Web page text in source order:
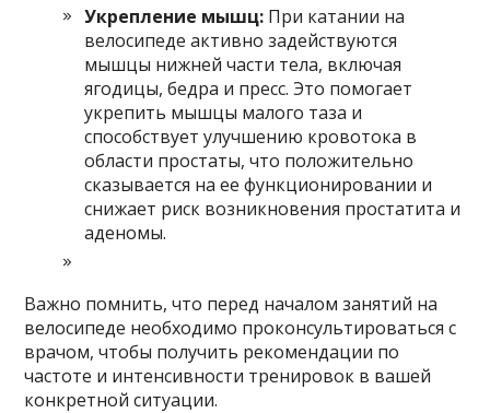
Укрепление мышц: При катании на
велосипеде активно задействуются
мышцы нижней части тела, включая
ягодицы, бедра и пресс. Это помогает
укрепить мышцы малого таза и
способствует улучшению кровотока в
области простаты, что положительно
сказывается на ее функционировании и
снижает риск возникновения простатита и
аденомы.
Важно помнить, что перед началом занятий на
велосипеде необходимо проконсультироваться с
врачом, чтобы получить рекомендации по
частоте и интенсивности тренировок в вашей
конкретной ситуации.